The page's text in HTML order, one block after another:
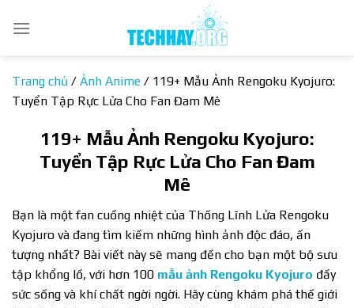
qua
Trang chủ / Ảnh Anime / 119+ Mẫu Ảnh Rengoku Kyojuro:
Tuyển Tập Rực Lửa Cho Fan Đam Mê
119+ Mẫu Ảnh Rengoku Kyojuro:
Tuyển Tập Rực Lửa Cho Fan Đam
Mê
Bạn là một fan cuồng nhiệt của Thống Lĩnh Lửa Rengoku
Kyojuro và đang tìm kiếm những hình ảnh độc đáo, ấn
tượng nhất? Bài viết này sẽ mang đến cho bạn một bộ sưu
tập khổng lồ, với hơn 100 mẫu ảnh Rengoku Kyojuro đầy
sức sống và khí chất ngời ngời. Hãy cùng khám phá thế giới